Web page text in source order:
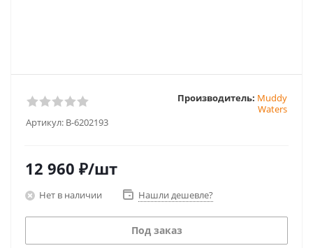
Артикул: B-6202193
Производитель: Muddy
Waters
12 960 ₽/шт
Нет в наличии Нашли дешевле?
Под заказ